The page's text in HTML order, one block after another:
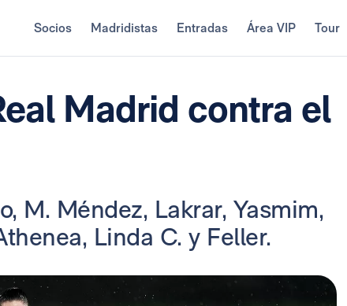
Socios Madridistas Entradas Área VIP Tour
Madrid contra el
M. Méndez, Lakrar, Yasmim,
Linda C. y Feller.